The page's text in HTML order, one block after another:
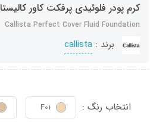
کرم پودر فلوئیدی پرفکت کاور کالیستا
Callista Perfect Cover Fluid Foundation
برند : callista
انتخاب رنگ : F01